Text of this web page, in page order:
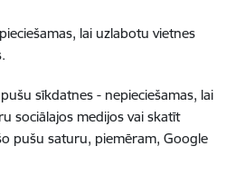
lai uzlabotu vietnes
sīkdatnes - nepieciešamas, lai
sociālajos medijos vai skatīt
pušu saturu, piemēram, Google